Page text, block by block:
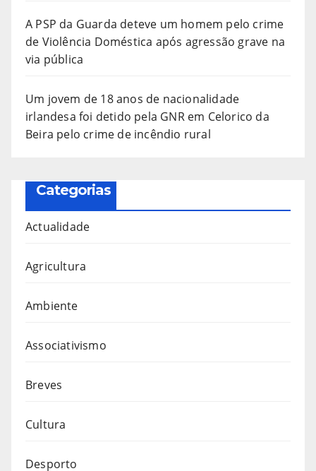
A PSP da Guarda deteve um homem pelo crime
de Violência Doméstica após agressão grave na
via pública
Um jovem de 18 anos de nacionalidade
irlandesa foi detido pela GNR em Celorico da
Beira pelo crime de incêndio rural
Categorias
Actualidade
Agricultura
Ambiente
Associativismo
Breves
Cultura
Desporto